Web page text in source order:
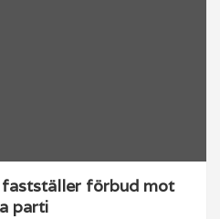
fastställer förbud mot
parti